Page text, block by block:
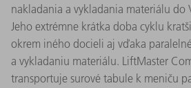
nakladania a vykladania materiálu do
Jeho extrémne krátka doba cyklu
okrem iného docieli aj vďaka
a vykladaniu materiálu. LiftMaster
transportuje surové tabule k meniču